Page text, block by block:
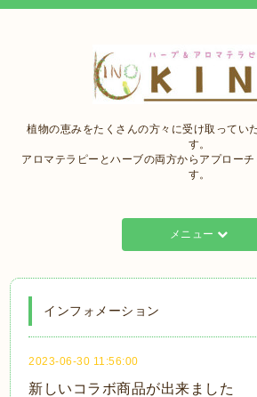
植物の恵みをたくさんの方々に受け取ってい
す。
アロマテラピーとハーブの両方からアプロー
す。
メニュー
インフォメーション
2023-06-30 11:56:00
新しいコラボ商品が出来ました